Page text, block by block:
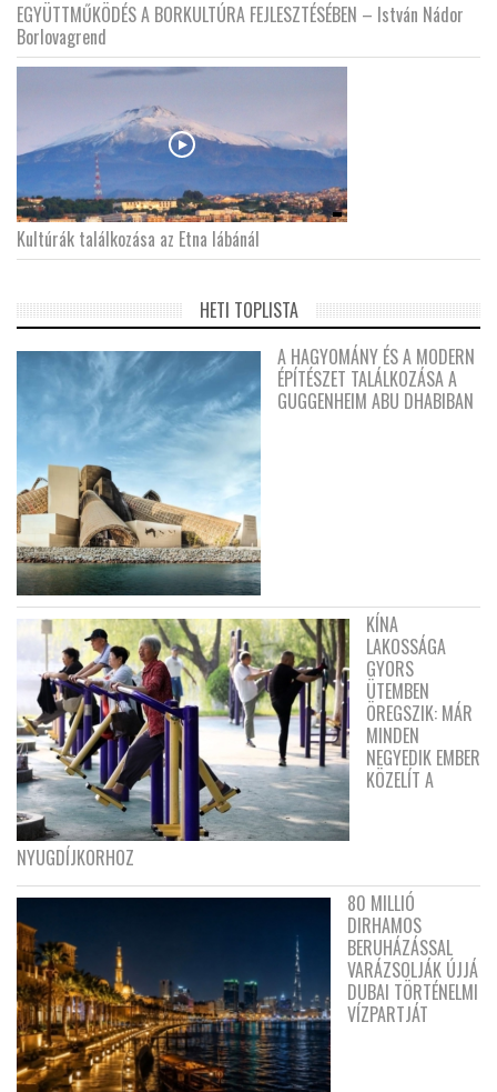
EGYÜTTMŰKÖDÉS A BORKULTÚRA FEJLESZTÉSÉBEN – István Nádor
Borlovagrend
Kultúrák találkozása az Etna lábánál
HETI TOPLISTA
A HAGYOMÁNY ÉS A MODERN
ÉPÍTÉSZET TALÁLKOZÁSA A
GUGGENHEIM ABU DHABIBAN
KÍNA
LAKOSSÁGA
GYORS
ÜTEMBEN
ÖREGSZIK: MÁR
MINDEN
NEGYEDIK EMBER
KÖZELÍT A
NYUGDÍJKORHOZ
80 MILLIÓ
DIRHAMOS
BERUHÁZÁSSAL
VARÁZSOLJÁK ÚJJÁ
DUBAI TÖRTÉNELMI
VÍZPARTJÁT